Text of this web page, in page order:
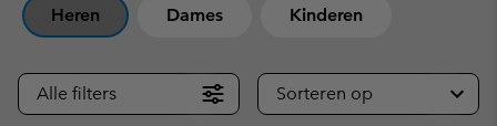
Heren Dames Kinderen
Alle filters Sorteren op